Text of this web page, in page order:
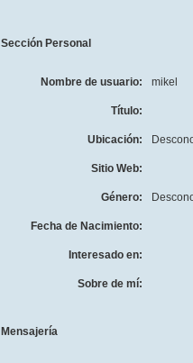
Sección Personal
Nombre de usuario: mikel
Título:
Ubicación:
Sitio Web:
Género:
Fecha de Nacimiento:
Interesado en:
Sobre de mí:
Mensajería